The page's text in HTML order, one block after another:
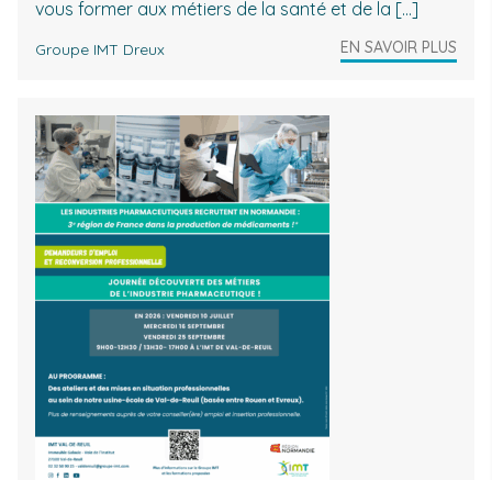
vous former aux métiers de la santé et de la […]
Groupe IMT Dreux EN SAVOIR PLUS